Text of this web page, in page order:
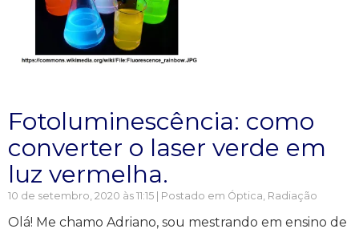
Fotoluminescência: como
converter o laser verde em
luz vermelha.
10 de setembro, 2020 às 11:15 | Postado em Óptica, Radiação
Olá! Me chamo Adriano, sou mestrando em ensino de